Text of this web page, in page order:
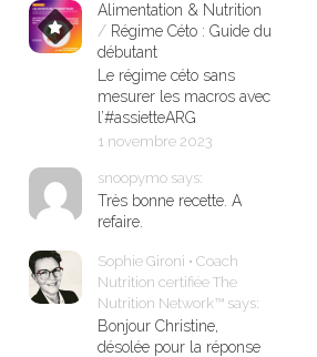
Alimentation & Nutrition
/ Régime Céto : Guide du
débutant
Le régime céto sans
mesurer les macros avec
l’#assietteARG
1 novembre 2023
snoopymo says:
Très bonne recette. A
refaire.
Sophie Gironi • Coach
Nutrition certifiée The
Nutrition Network™ says:
Bonjour Christine,
désolée pour la réponse